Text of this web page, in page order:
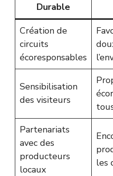
Durable
Création de
circuits
écoresponsables
Sensibilisation
des visiteurs
Partenariats
avec des
producteurs
locaux
les